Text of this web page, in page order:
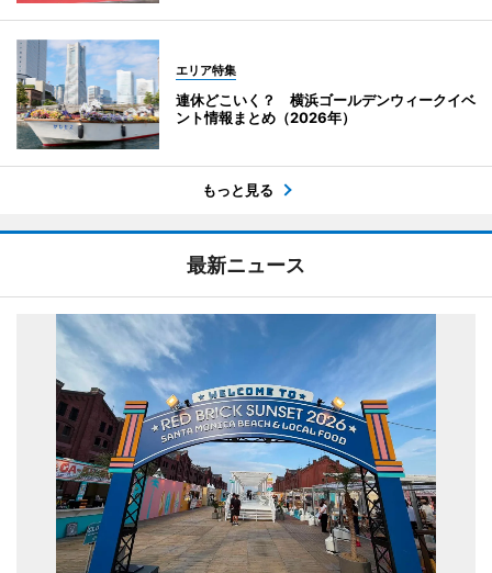
エリア特集
連休どこいく？ 横浜ゴールデンウィークイベ
ント情報まとめ（2026年）
もっと見る
最新ニュース